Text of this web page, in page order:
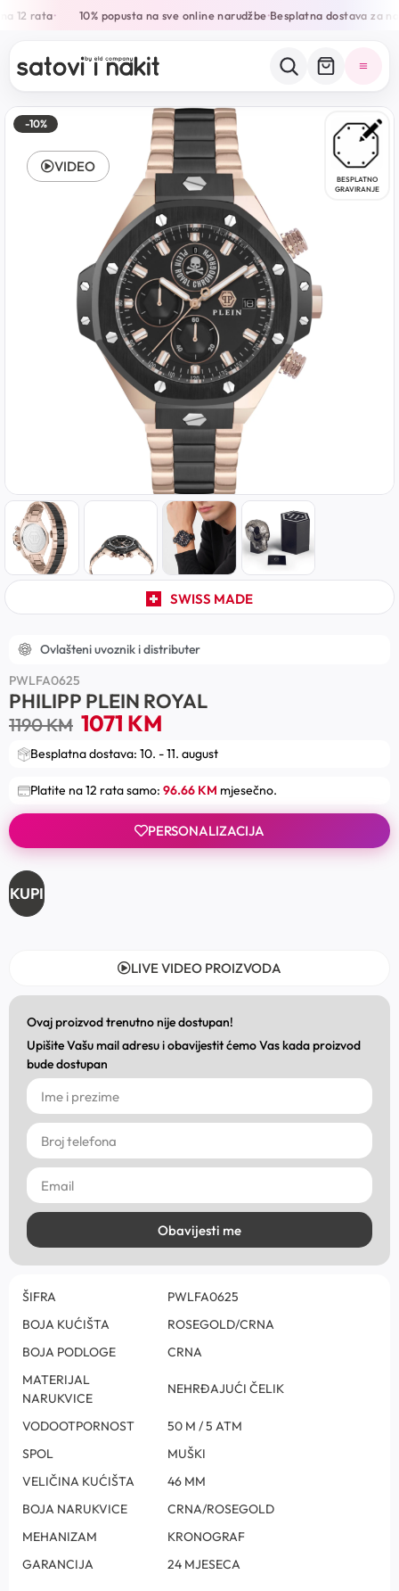
12 rata• 10% popusta na sve online narudžbe•Besplatna dostava za
-10%
BESPLATNO
GRAVIRANJE
SWISS MADE
VIDEO
Ovlašteni uvoznik i distributer
PWLFA0625
PHILIPP PLEIN ROYAL
1190KM 1071 KM
Besplatna dostava: 10. - 11. august
Platite na 12 rata samo: 96.66 KM mjesečno.
PERSONALIZACIJA
KUPI
LIVE VIDEO PROIZVODA
Ovaj proizvod trenutno nije dostupan!
Upišite Vašu mail adresu i obavijestit ćemo Vas kada proizvod
bude dostupan
Obavijesti me
ŠIFRA
PWLFA0625
BOJA KUĆIŠTA
ROSEGOLD/CRNA
BOJA PODLOGE
CRNA
MATERIJAL
NARUKVICE
NEHRĐAJUĆI ČELIK
VODOOTPORNOST
50 M / 5 ATM
SPOL
MUŠKI
VELIČINA KUĆIŠTA
46 MM
BOJA NARUKVICE
CRNA/ROSEGOLD
MEHANIZAM
KRONOGRAF
GARANCIJA
24 MJESECA